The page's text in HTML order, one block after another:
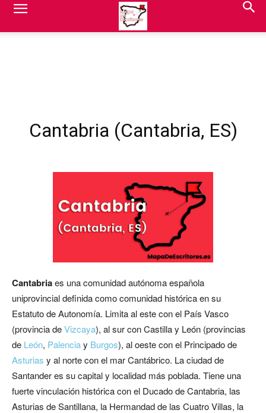
Cantabria (Cantabria, ES)
Cantabriaes una comunidad autónoma española
uniprovincial definida como comunidad histórica en su
Estatuto de Autonomía.​ Limita al este con el País Vasco
(provincia deVizcaya), al sur con Castilla y León (provincias
de León, Palenciay Burgos), al oeste con el Principado de
Asturias y al norte con el mar Cantábrico. La ciudad de
Santander es su capital y localidad más poblada. Tiene una
fuerte vinculación histórica con el Ducado de Cantabria, las
Asturias de Santillana, la Hermandad de las Cuatro Villas, la